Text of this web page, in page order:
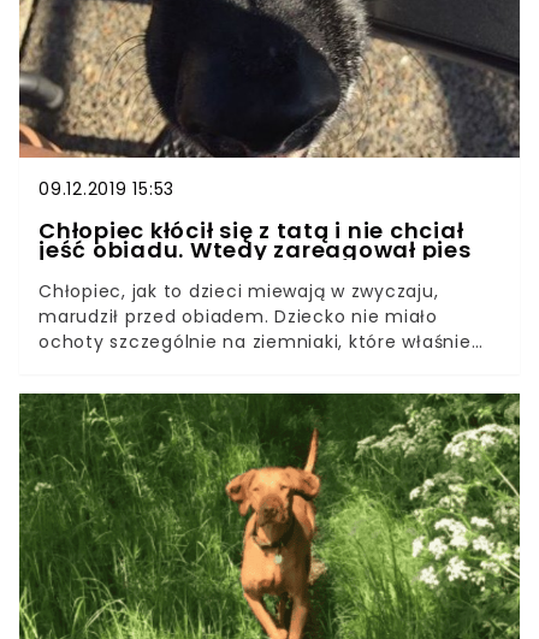
09.12.2019 15:53
Chłopiec kłócił się z tatą i nie chciał
jeść obiadu. Wtedy zareagował pies
Chłopiec, jak to dzieci miewają w zwyczaju,
marudził przed obiadem. Dziecko nie miało
ochoty szczególnie na ziemniaki, które właśnie
inne podejście do tego dania miał jeden z
uroczych psów husky, który natychmiast
zareagował na wybredne zachowanie chłopca.
Jego uchwycona na nagraniu reakcja zachwyca.
Wszyscy wiemy, jakie dzieci mają podejście do
jedzenia. Zdarza się, że potrafią miesiącami żywić
się tylko jednym i tym samym, czasami miewają
najdziwniejsze pomysły na temat tego, co
kwalifikuje się jako odpowiednie jedzenie na
obiad. Ten chłopiec, jak wiele innych dzieci, nie